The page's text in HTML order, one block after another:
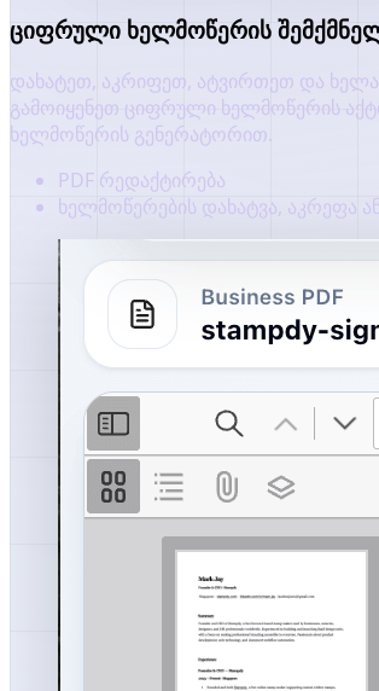
ციფრული ხელმოწერის
დახატეთ, აკრიფეთ, ატვირთეთ და
გამოიყენეთ ციფრული ხელმოწერის
ხელმოწერის გენერატორით.
PDF რედაქტირება
ხელმოწერების დახატვა, აკრეფა